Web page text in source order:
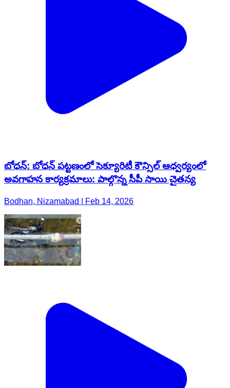
బోధన్: బోధన్ పట్టణంలో సెక్యూరిటీ కౌన్సిల్ ఆధ్వర్యంలో
అవగాహన కార్యక్రమాలు: పాల్గొన్న సీపీ సాయి చైతన్య
Bodhan, Nizamabad | Feb 14, 2026